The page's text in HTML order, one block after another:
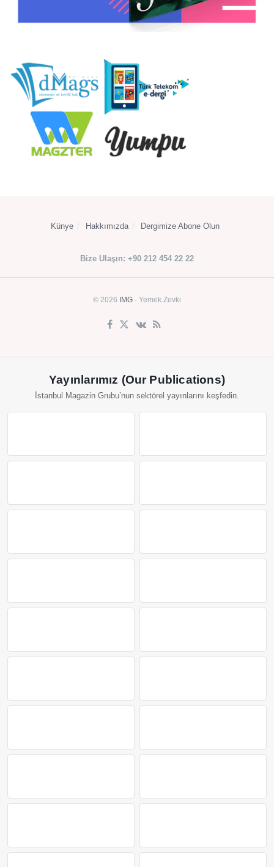
Künye Hakkımızda Dergimize Abone Olun
Bize Ulaşın: +90 212 454 22 22
© 2026 IMG - Yemek Zevki
Yayınlarımız (Our Publications)
İstanbul Magazin Grubu’nun sektörel yayınlarını keşfedin.